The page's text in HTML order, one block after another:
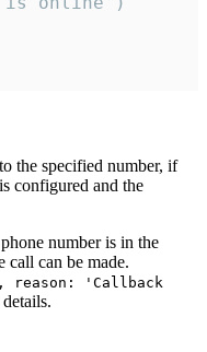
the specified number, if
configured and the
number is in the
call can be made.
'Callback